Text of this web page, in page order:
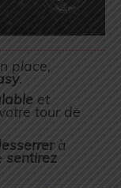
place,
.
et
tour de
à
sentirez